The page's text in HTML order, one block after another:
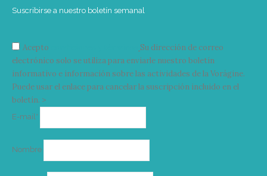
Suscribirse a nuestro boletín semanal
Acepto
Su dirección de correo
electrónico solo se utiliza para enviarle nuestro boletín
informativo e información sobre las actividades de la Vorágine.
Puede usar el enlace para cancelar la suscripción incluido en el
boletín. >
E-mail*
Nombre